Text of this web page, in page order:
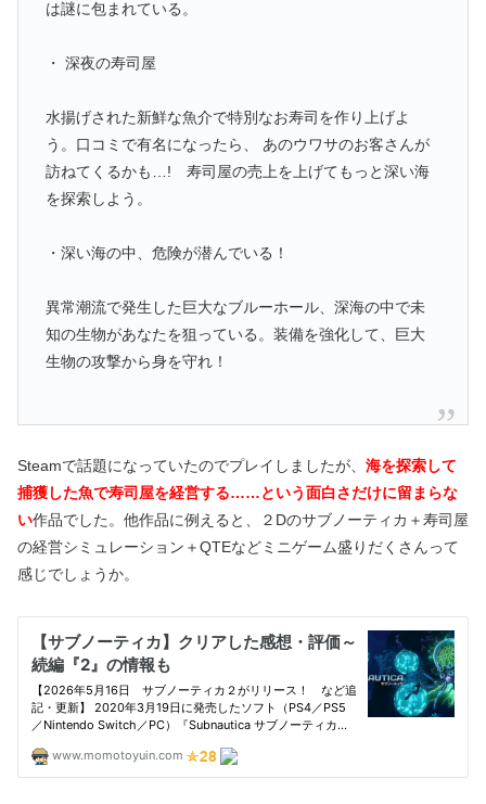
は謎に包まれている。
・ 深夜の寿司屋
水揚げされた新鮮な魚介で特別なお寿司を作り上げよ
う。口コミで有名になったら、 あのウワサのお客さんが
訪ねてくるかも…! 寿司屋の売上を上げてもっと深い海
を探索しよう。
・深い海の中、危険が潜んでいる！
異常潮流で発生した巨大なブルーホール、深海の中で未
知の生物があなたを狙っている。装備を強化して、巨大
生物の攻撃から身を守れ！
Steamで話題になっていたのでプレイしましたが、 海を探索して
捕獲した魚で寿司屋を経営する……という面白さだけに留まらな
い作品でした。他作品に例えると、２Dのサブノーティカ＋寿司屋
の経営シミュレーション＋QTEなどミニゲーム盛りだくさんって
感じでしょうか。